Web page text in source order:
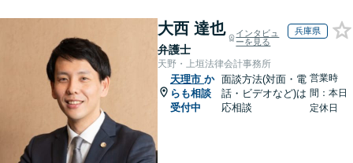
大西 達也
弁護士
インタビュ
ーを見る
兵庫県
天野・上垣法律会計事務所
天理市 か
らも相談
受付中
面談方法(対面・電
話・ビデオなど)は
応相談
営業時
間：本日
定休日